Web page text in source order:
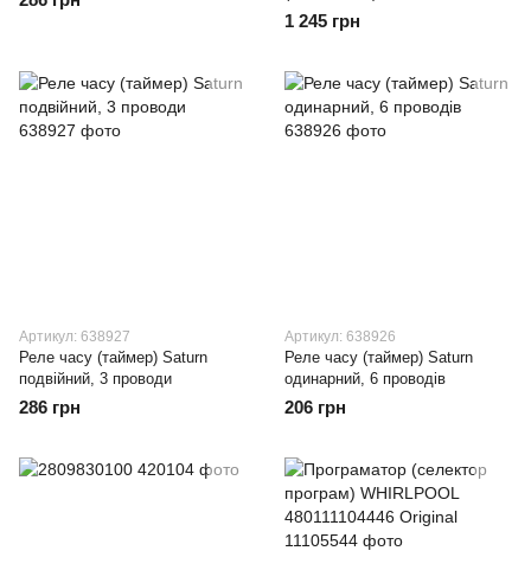
1 245 грн
Артикул: 638927
Реле часу (таймер) Saturn
подвійний, 3 проводи
286 грн
Артикул: 638926
Реле часу (таймер) Saturn
одинарний, 6 проводів
206 грн